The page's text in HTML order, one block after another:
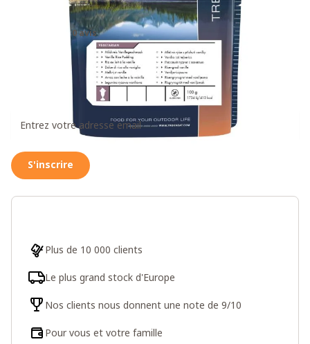
0 avis
Recevez un message dès que ce produit est à
nouveau disponible
S'inscrire
Plus de 10 000 clients
Le plus grand stock d'Europe
Nos clients nous donnent une note de 9/10
Pour vous et votre famille